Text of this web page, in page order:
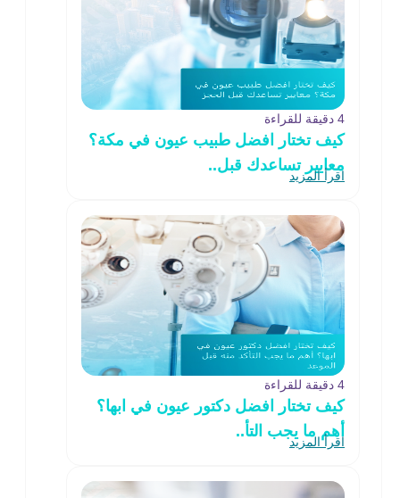
4 دقيقة للقراءة
كيف تختار افضل طبيب عيون في مكة؟
معايير تساعدك قبل..
اقرأ المزيد
4 دقيقة للقراءة
كيف تختار افضل دكتور عيون في ابها؟
أهم ما يجب التأ..
اقرأ المزيد